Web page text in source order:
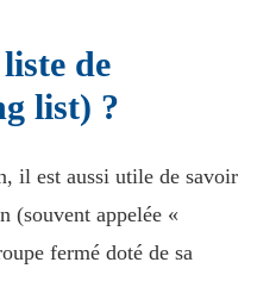
de
list) ?
il est aussi utile de savoir
(souvent appelée «
fermé doté de sa